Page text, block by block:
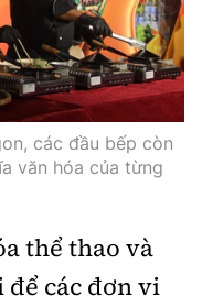
các đầu bếp còn
văn hóa của từng
thể thao và
các đơn vị